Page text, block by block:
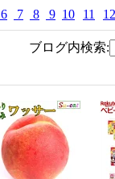
6 7 8 9 10 11 12
ブログ内検索: